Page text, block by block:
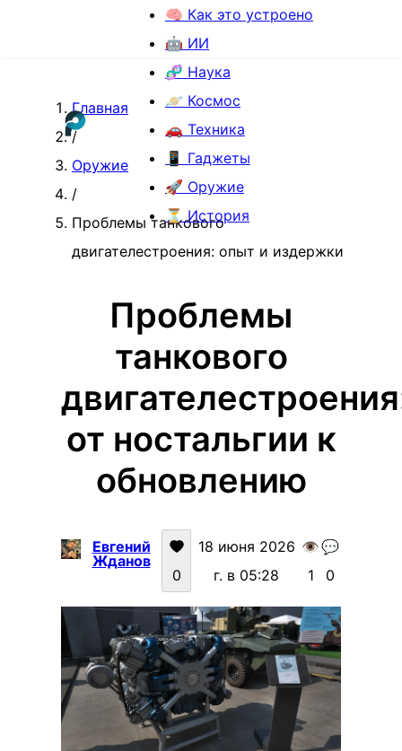
🧠 Как это устроено
🤖 ИИ
🧬 Наука
🪐 Космос
🚗 Техника
📱 Гаджеты
🚀 Оружие
⏳ История
Главная
/
Оружие
/
Проблемы танкового
двигателестроения: опыт и издержки
Проблемы
танкового
от ностальгии к
обновлению
Евгений
Жданов
0
18 июня 2026
г. в 05:28
👁️
1
💬
0